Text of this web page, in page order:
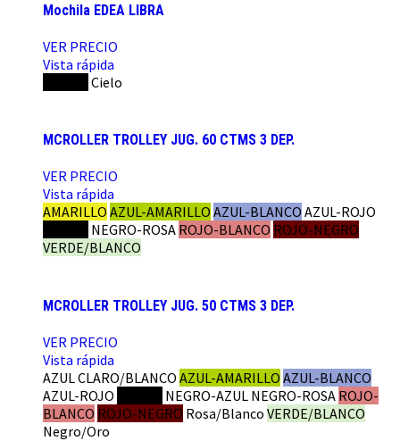
Mochila EDEA LIBRA
VER PRECIO
Vista rápida
Cielo
MCROLLER TROLLEY JUG. 60 CTMS 3 DEP.
VER PRECIO
Vista rápida
AMARILLO AZUL-AMARILLO AZUL-BLANCO AZUL-ROJO
NEGRO-ROSA ROJO-BLANCO ROJO-NEGRO
VERDE/BLANCO
MCROLLER TROLLEY JUG. 50 CTMS 3 DEP.
VER PRECIO
Vista rápida
AZUL CLARO/BLANCO AZUL-AMARILLO AZUL-BLANCO
AZUL-ROJO
NEGRO-AZUL NEGRO-ROSA ROJO-
BLANCO ROJO-NEGRO Rosa/Blanco VERDE/BLANCO
Negro/Oro